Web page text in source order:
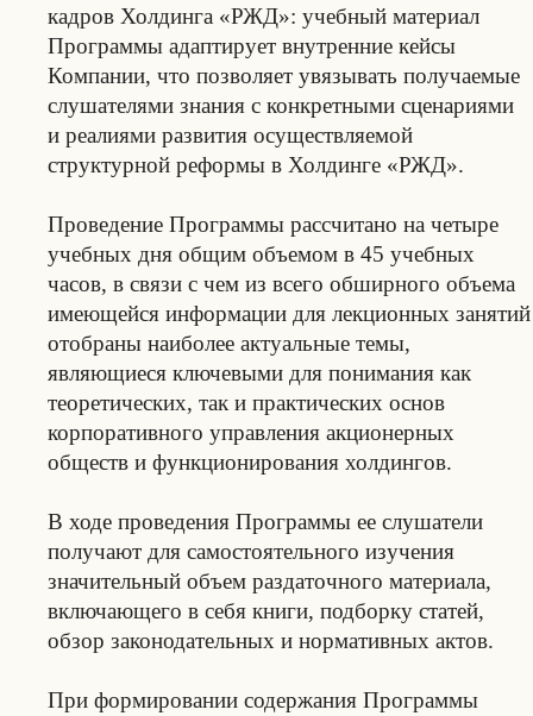
кадров Холдинга «РЖД»: учебный материал
Программы адаптирует внутренние кейсы
Компании, что позволяет увязывать получаемые
слушателями знания с конкретными сценариями
и реалиями развития осуществляемой
структурной реформы в Холдинге «РЖД».
Проведение Программы рассчитано на четыре
учебных дня общим объемом в 45 учебных
часов, в связи с чем из всего обширного объема
имеющейся информации для лекционных занятий
отобраны наиболее актуальные темы,
являющиеся ключевыми для понимания как
теоретических, так и практических основ
корпоративного управления акционерных
обществ и функционирования холдингов.
В ходе проведения Программы ее слушатели
получают для самостоятельного изучения
значительный объем раздаточного материала,
включающего в себя книги, подборку статей,
обзор законодательных и нормативных актов.
При формировании содержания Программы